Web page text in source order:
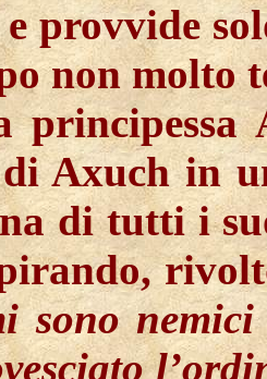
provvide
non molto
principessa
diAxuchin
di tutti i
sono